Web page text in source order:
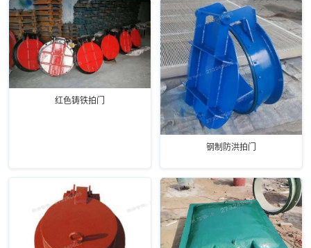
红色铸铁拍门
钢制防洪拍门